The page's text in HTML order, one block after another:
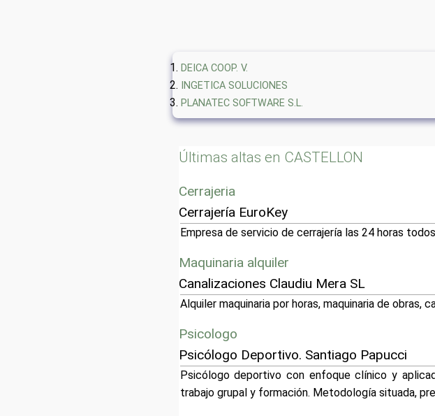
DEICA COOP. V.
INGETICA SOLUCIONES
PLANATEC SOFTWARE S.L.
Últimas altas en CASTELLON
Cerrajeria
Cerrajería EuroKey
Empresa de servicio de cerrajería las 24 horas
Maquinaria alquiler
Canalizaciones Claudiu Mera SL
Alquiler maquinaria por horas, maquinaria de obras,
Psicologo
Psicólogo Deportivo. Santiago Papucci
Psicólogo deportivo con enfoque clínico y
trabajo grupal y formación. Metodología situada,